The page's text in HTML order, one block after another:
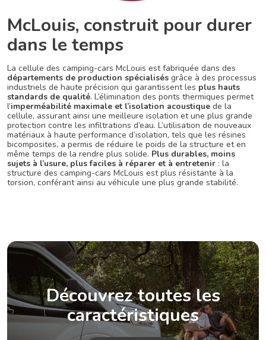
McLouis, construit pour durer
dans le temps
La cellule des camping-cars McLouis est fabriquée dans des
départements de production spécialisés grâce à des processus
industriels de haute précision qui garantissent les plus hauts
standards de qualité. L’élimination des ponts thermiques permet
l’imperméabilité maximale et l’isolation acoustique de la
cellule, assurant ainsi une meilleure isolation et une plus grande
protection contre les infiltrations d’eau. L’utilisation de nouveaux
matériaux à haute performance d’isolation, tels que les résines
bicomposites, a permis de réduire le poids de la structure et en
même temps de la rendre plus solide. Plus durables, moins
sujets à l’usure, plus faciles à réparer et à entretenir : la
structure des camping-cars McLouis est plus résistante à la
torsion, conférant ainsi au véhicule une plus grande stabilité.
Découvrez toutes les
caractéristiques